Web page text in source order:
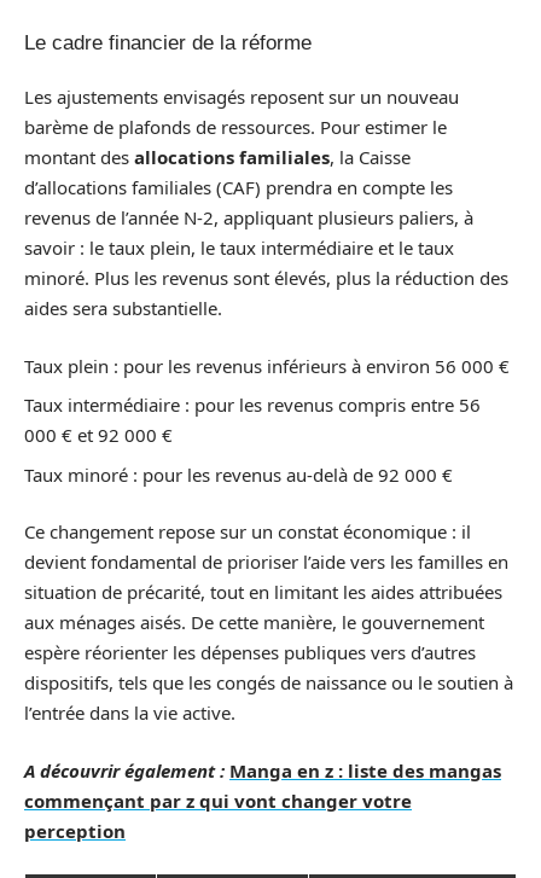
Le cadre financier de la réforme
Les ajustements envisagés reposent sur un nouveau
barème de plafonds de ressources. Pour estimer le
montant des allocations familiales, la Caisse
d’allocations familiales (CAF) prendra en compte les
revenus de l’année N-2, appliquant plusieurs paliers, à
savoir : le taux plein, le taux intermédiaire et le taux
minoré. Plus les revenus sont élevés, plus la réduction des
aides sera substantielle.
Taux plein : pour les revenus inférieurs à environ 56 000 €
Taux intermédiaire : pour les revenus compris entre 56
000 € et 92 000 €
Taux minoré : pour les revenus au-delà de 92 000 €
Ce changement repose sur un constat économique : il
devient fondamental de prioriser l’aide vers les familles en
situation de précarité, tout en limitant les aides attribuées
aux ménages aisés. De cette manière, le gouvernement
espère réorienter les dépenses publiques vers d’autres
dispositifs, tels que les congés de naissance ou le soutien à
l’entrée dans la vie active.
A découvrir également : Manga en z : liste des mangas
commençant par z qui vont changer votre
perception